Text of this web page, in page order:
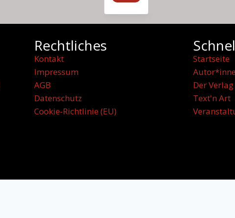
Rechtliches
Kontakt
Impressum
AGB
Datenschutz
Cookie-Richtlinie (EU)
Startseite
Der Verlag
Text'n Art